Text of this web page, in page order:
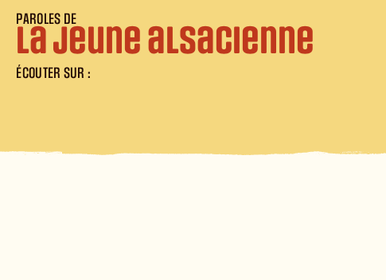
PAROLES DE
La jeune alsacienne
ÉCOUTER SUR :